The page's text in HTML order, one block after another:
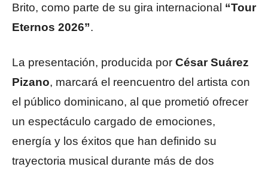
Brito, como parte de su gira internacional “Tour
Eternos 2026”.
La presentación, producida por César Suárez
Pizano, marcará el reencuentro del artista con
el público dominicano, al que prometió ofrecer
un espectáculo cargado de emociones,
energía y los éxitos que han definido su
trayectoria musical durante más de dos